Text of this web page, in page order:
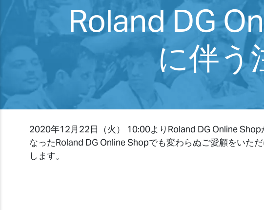
Roland DG
に伴う
2020年12月22日（火） 10:00よりRoland DG Online
なったRoland DG Online Shopでも変わらぬご愛顧をいた
します。